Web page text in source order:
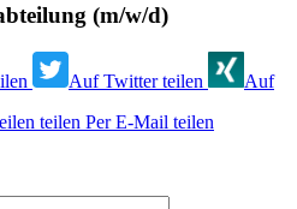
(m/w/d)
Auf Twitter teilen
Auf
teilen Per E-Mail teilen